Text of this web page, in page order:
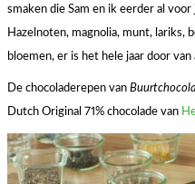
smaken die Sam en ik eerder al
Hazelnoten, magnolia, munt, lariks,
bloemen, er is het hele jaar door
De chocoladerepen van
Dutch Original 71% chocolade van